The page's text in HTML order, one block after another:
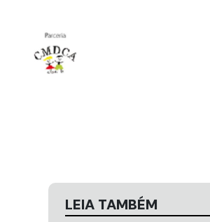
LEIA TAMBÉM